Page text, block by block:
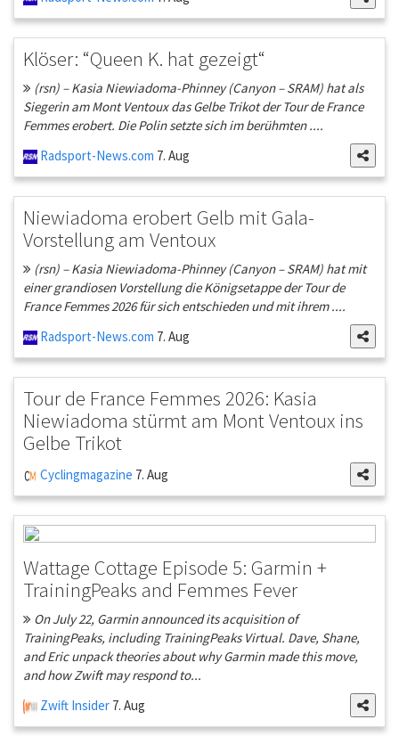
Klöser: “Queen K. hat gezeigt“
(rsn) – Kasia Niewiadoma-Phinney (Canyon – SRAM) hat als
Siegerin am Mont Ventoux das Gelbe Trikot der Tour de France
Femmes erobert. Die Polin setzte sich im berühmten ....
Radsport-News.com 7. Aug
Niewiadoma erobert Gelb mit Gala-
Vorstellung am Ventoux
(rsn) – Kasia Niewiadoma-Phinney (Canyon – SRAM) hat mit
einer grandiosen Vorstellung die Königsetappe der Tour de
France Femmes 2026 für sich entschieden und mit ihrem ....
Radsport-News.com 7. Aug
Tour de France Femmes 2026: Kasia
Niewiadoma stürmt am Mont Ventoux ins
Gelbe Trikot
Cyclingmagazine 7. Aug
Wattage Cottage Episode 5: Garmin +
TrainingPeaks and Femmes Fever
On July 22, Garmin announced its acquisition of
TrainingPeaks, including TrainingPeaks Virtual. Dave, Shane,
and Eric unpack theories about why Garmin made this move,
and how Zwift may respond to...
Zwift Insider 7. Aug